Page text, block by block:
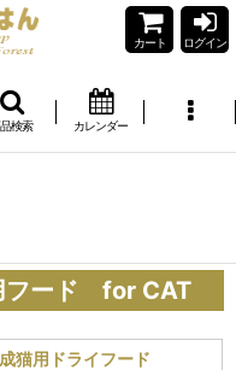
カート ログイン
検索 カレンダー
フード for CAT
成猫用ドライフード